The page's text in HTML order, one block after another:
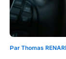
Par Thomas